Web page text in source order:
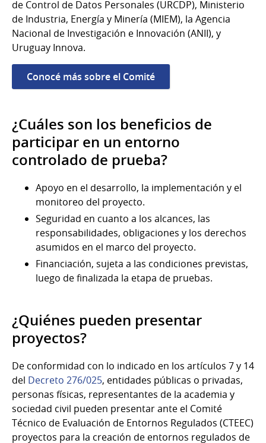
de Control de Datos Personales (URCDP), Ministerio
de Industria, Energía y Minería (MIEM), la Agencia
Nacional de Investigación e Innovación (ANII), y
Uruguay Innova.
Conocé más sobre el Comité
¿Cuáles son los beneficios de
participar en un entorno
controlado de prueba?
Apoyo en el desarrollo, la implementación y el
monitoreo del proyecto.
Seguridad en cuanto a los alcances, las
responsabilidades, obligaciones y los derechos
asumidos en el marco del proyecto.
Financiación, sujeta a las condiciones previstas,
luego de finalizada la etapa de pruebas.
¿Quiénes pueden presentar
proyectos?
De conformidad con lo indicado en los artículos 7 y 14
del Decreto 276/025, entidades públicas o privadas,
personas físicas, representantes de la academia y
sociedad civil pueden presentar ante el Comité
Técnico de Evaluación de Entornos Regulados (CTEEC)
proyectos para la creación de entornos regulados de